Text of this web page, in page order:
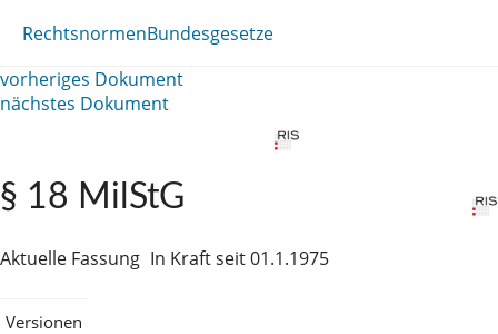
RechtsnormenBundesgesetze
vorheriges Dokument
nächstes Dokument
§ 18 MilStG
Aktuelle Fassung In Kraft seit 01.1.1975
Versionen